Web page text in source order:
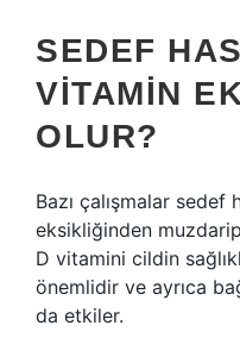
SEDEF
VITAMIN
OLUR?
Bazı çalışmalar sedef
eksikliğinden
D vitamini cildin
önemlidir ve ayrıca
da etkiler.